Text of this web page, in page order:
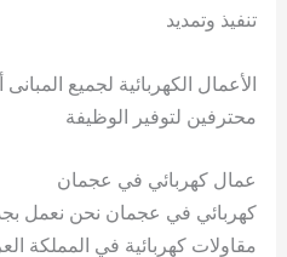
تنفيذ وتمديد
الأعمال الكهربائية لجميع
محترفين لتوفير الوظيفة
عمال كهربائي في عجمان
كهربائي في عجمان نحن نعمل
مقاولات كهربائية في المملكة